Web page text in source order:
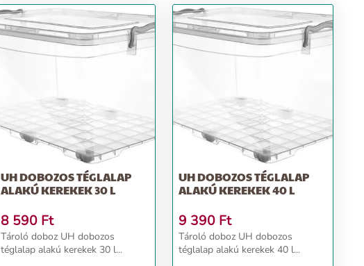
UH DOBOZOS TÉGLALAP
ALAKÚ KEREKEK 30 L
8 590 Ft
Tároló doboz UH dobozos
téglalap alakú kerekek 30 l...
UH DOBOZOS TÉGLALAP
ALAKÚ KEREKEK 40 L
9 390 Ft
Tároló doboz UH dobozos
téglalap alakú kerekek 40 l...